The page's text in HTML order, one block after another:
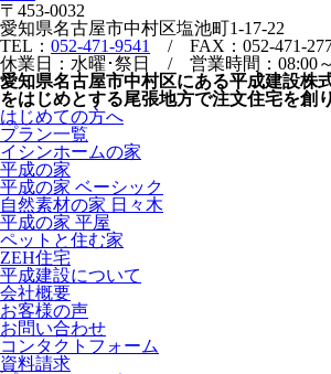
〒453-0032
愛知県名古屋市中村区塩池町1-17-22
TEL： 052-471-9541
/ FAX：052-471-
休業日：水曜･祭日 / 営業時間：08:00
愛知県名古屋市中村区にある平成建設株
をはじめとする尾張地方で注文住宅を創
はじめての方へ
プラン一覧
イシンホームの家
平成の家
平成の家 ベーシック
自然素材の家 日々木
平成の家 平屋
ペットと住む家
ZEH住宅
平成建設について
会社概要
お客様の声
お問い合わせ
コンタクトフォーム
資料請求